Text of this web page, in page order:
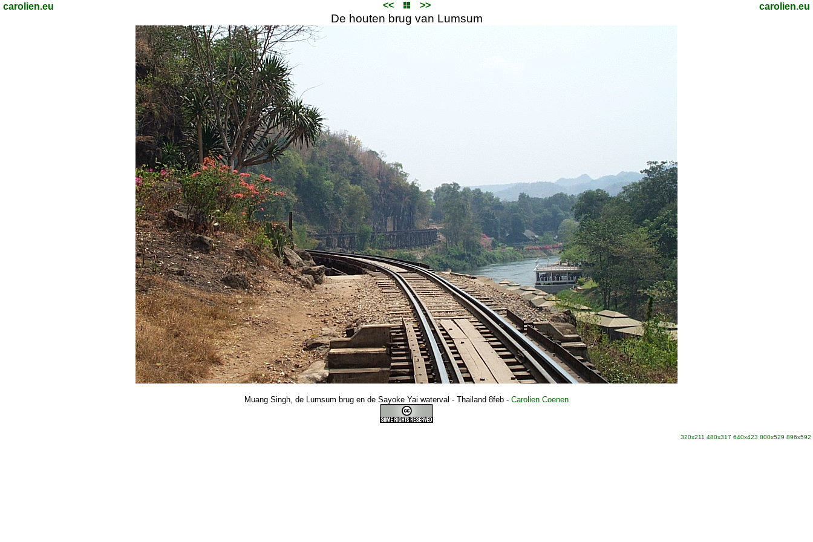
carolien.eu << >> carolien.eu
De houten brug van Lumsum
Muang Singh, de Lumsum brug en de Sayoke Yai waterval - Thailand 8feb - Carolien Coenen
320x211 480x317 640x423 800x529 896x592